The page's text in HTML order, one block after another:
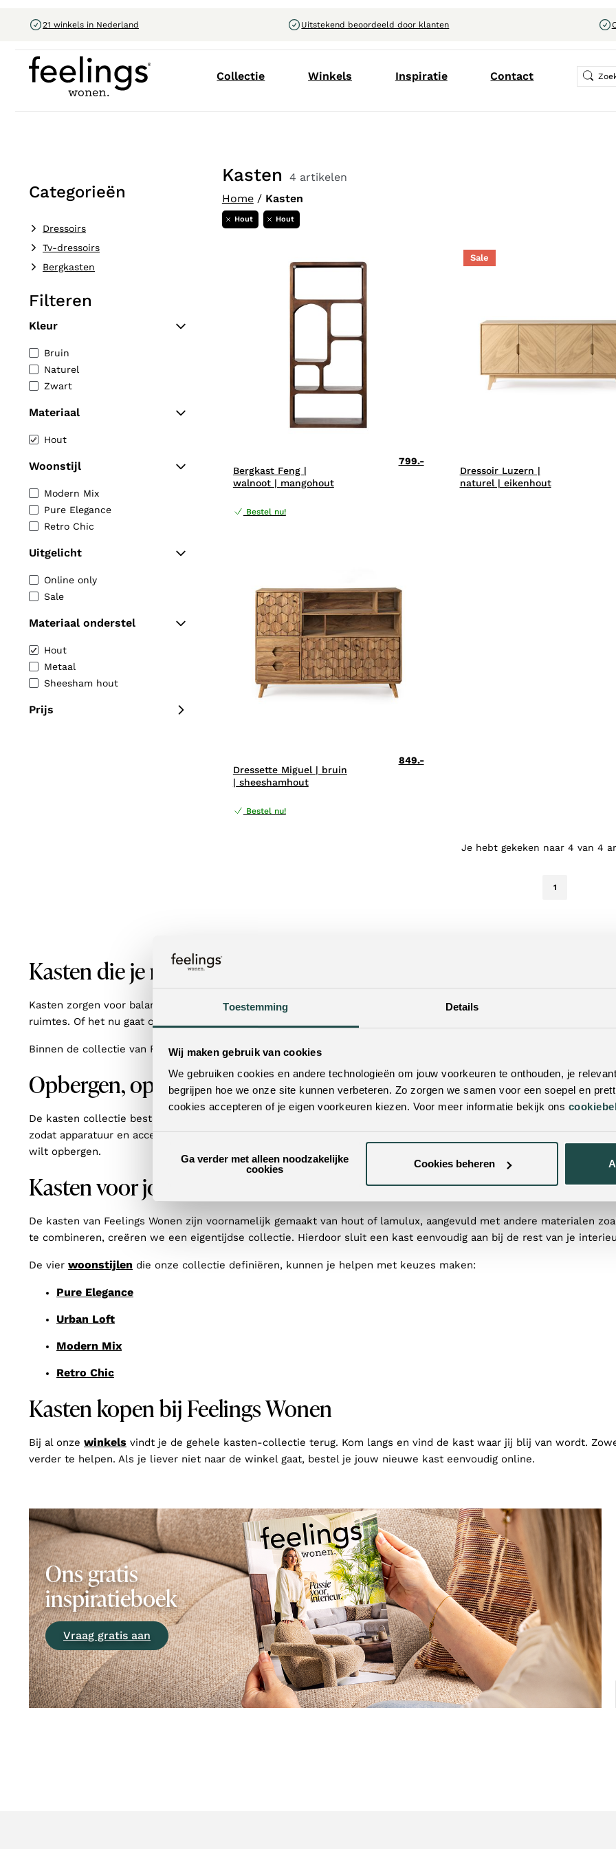
Toestemming Details
Wij maken gebruik van cookies
We gebruiken cookies en andere technologieën om jouw voorkeuren te onthouden, je
begrijpen hoe we onze site kunnen verbeteren. Zo zorgen we samen voor een soepel en
cookies accepteren of je eigen voorkeuren kiezen. Voor meer informatie bekijk ons
Ga verder met alleen noodzakelijke
cookies
Cookies beheren
21 winkels in Nederland Uitstekend beoordeeld door klanten
Collectie Winkels Inspiratie Contact
Categorieën
Dressoirs
Tv-dressoirs
Bergkasten
Filteren
Kleur
Bruin
Naturel
Zwart
Materiaal
Hout
Woonstijl
Modern Mix
Pure Elegance
Retro Chic
Uitgelicht
Online only
Sale
Materiaal onderstel
Hout
Metaal
Sheesham hout
Prijs
Kasten
4 artikelen
Home / Kasten
Hout Hout
Bergkast Feng |
walnoot | mangohout
799.-
Bestel nu!
Sale
Dressoir Luzern |
naturel | eikenhout
Dressette Miguel | bruin
| sheeshamhout
849.-
Bestel nu!
Je hebt gekeken naar 4 van 4
1
Kasten die je rust brengen
Kasten zorgen voor balans in huis. Ze bieden ruimte om spullen op te bergen, geven plek aan accessoires en
ruimtes. Of het nu gaat om een
Binnen de collectie van Feelings Wonen vind je breed aanbod kasten die de rust in jouw thuis teruggeven.
Opbergen, op de manier waar je blij van wordt
De kasten collectie bestaat uit uiteenlopende modellen, van gesloten opbergkasten tot open boekenkasten en
zodat apparatuur en accessoires netjes uit het zicht kunnen worden opgeborgen. Zo kies je een kast die past bij
wilt opbergen.
Kasten voor jouw stijl
De kasten van Feelings Wonen zijn voornamelijk gemaakt van hout of lamulux, aangevuld met andere materialen
te combineren, creëren we een eigentijdse collectie. Hierdoor sluit een kast eenvoudig aan bij de rest van je
De vier woonstijlen die onze collectie definiëren, kunnen je helpen met keuzes maken:
Pure Elegance
Urban Loft
Modern Mix
Retro Chic
Kasten kopen bij Feelings Wonen
Bij al onze winkels vindt je de gehele kasten-collectie terug. Kom langs en vind de kast waar jij blij van wordt.
verder te helpen. Als je liever niet naar de winkel gaat, bestel je jouw nieuwe kast eenvoudig online.
Ons gratis
inspiratieboek
Vraag gratis aan